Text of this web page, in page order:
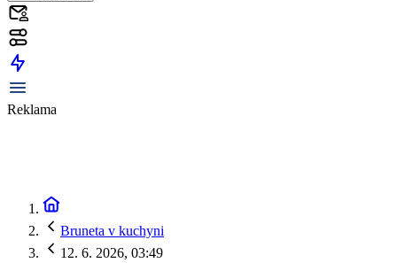
Reklama
Bruneta v kuchyni
12. 6. 2026, 03:49